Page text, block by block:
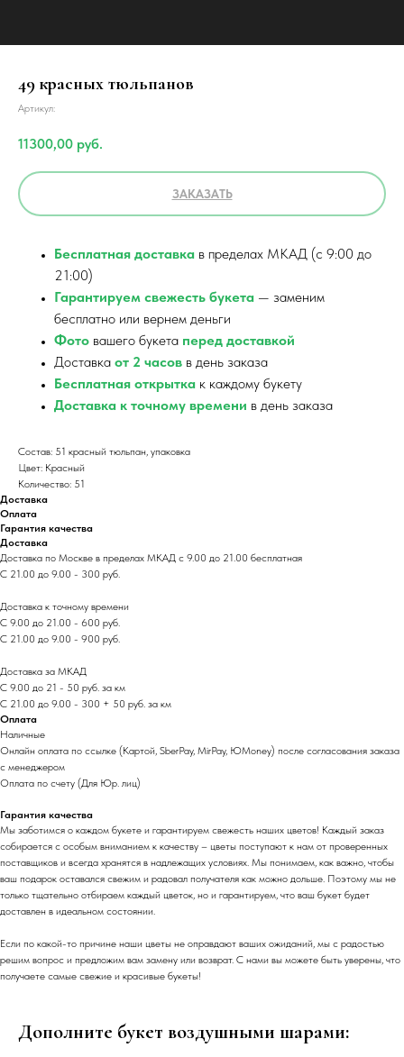
49 красных тюльпанов
Артикул:
11300,00 руб.
ЗАКАЗАТЬ
Бесплатная доставка в пределах МКАД (с 9:00 до
21:00)
Гарантируем свежесть букета — заменим
бесплатно или вернем деньги
Фото вашего букета перед доставкой
Доставка от 2 часов в день заказа
Бесплатная открытка к каждому букету
Доставка к точному времени в день заказа
Состав: 51 красный тюльпан, упаковка
Цвет: Красный
Количество: 51
Доставка
Оплата
Гарантия качества
Доставка
Доставка по Москве в пределах МКАД с 9.00 до 21.00 бесплатная
С 21.00 до 9.00 - 300 руб.
Доставка к точному времени
С 9.00 до 21.00 - 600 руб.
С 21.00 до 9.00 - 900 руб.
Доставка за МКАД
С 9.00 до 21 - 50 руб. за км
С 21.00 до 9.00 - 300 + 50 руб. за км
Оплата
Наличные
Онлайн оплата по ссылке (Картой, SberPay, MirPay, ЮMoney) после согласования заказа
с менеджером
Оплата по счету (Для Юр. лиц)
Гарантия качества
Мы заботимся о каждом букете и гарантируем свежесть наших цветов! Каждый заказ
собирается с особым вниманием к качеству – цветы поступают к нам от проверенных
поставщиков и всегда хранятся в надлежащих условиях. Мы понимаем, как важно, чтобы
ваш подарок оставался свежим и радовал получателя как можно дольше. Поэтому мы не
только тщательно отбираем каждый цветок, но и гарантируем, что ваш букет будет
доставлен в идеальном состоянии.
Если по какой-то причине наши цветы не оправдают ваших ожиданий, мы с радостью
решим вопрос и предложим вам замену или возврат. С нами вы можете быть уверены, что
получаете самые свежие и красивые букеты!
Дополните букет воздушными шарами: